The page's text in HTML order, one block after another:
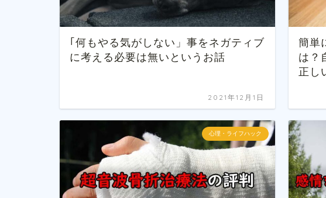
｢何もやる気がしない」事をネガティブ
に考える必要は無いというお話
2021年12月1日
簡単
は？
正し
心理・ライフハック